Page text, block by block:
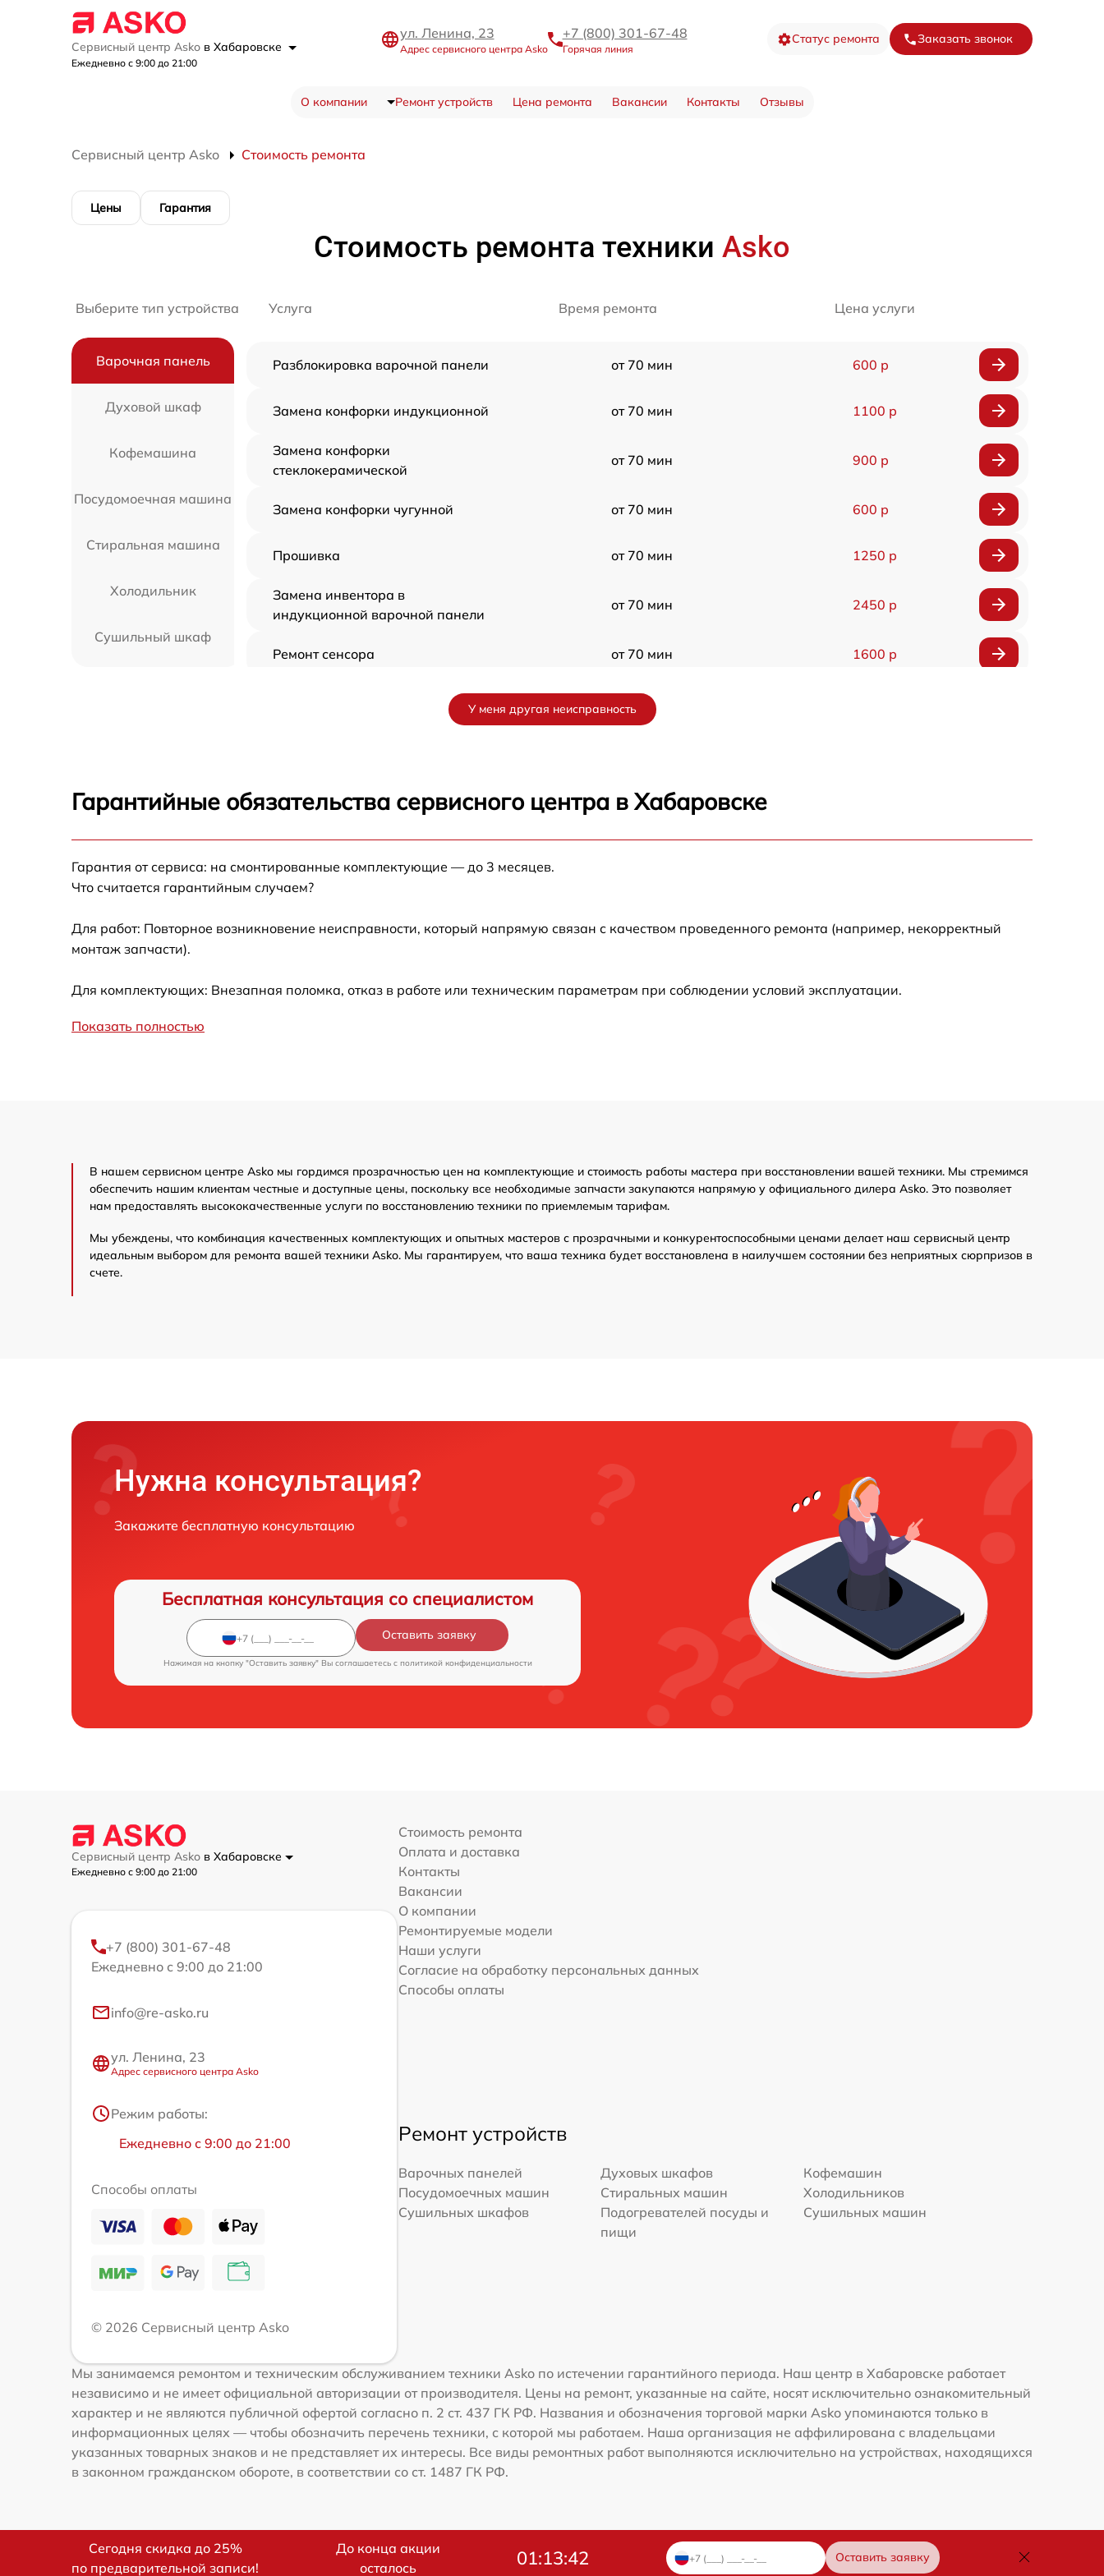
Сервисный центр Asko в Хабаровске
Ежедневно с 9:00 до 21:00
ул. Ленина, 23
Адрес сервисного центра Asko
+7 (800) 301-67-48
Горячая линия
Статус ремонта Заказать звонок
О компании Ремонт устройств Цена ремонта Вакансии Контакты Отзывы
Сервисный центр Asko Стоимость ремонта
Цены Гарантия
Стоимость ремонта техники Asko
Выберите тип устройства
Варочная панель
Духовой шкаф
Кофемашина
Посудомоечная машина
Стиральная машина
Холодильник
Сушильный шкаф
Услуга Время ремонта Цена услуги
Разблокировка варочной панели от 70 мин 600 р
Замена конфорки индукционной от 70 мин 1100 р
Замена конфорки
стеклокерамической
от 70 мин 900 р
Замена конфорки чугунной от 70 мин 600 р
Прошивка от 70 мин 1250 р
Замена инвентора в
индукционной варочной панели
от 70 мин 2450 р
Ремонт сенсора от 70 мин 1600 р
Замена панели управления от 70 мин
от 70 мин
Замена сенсора от 70 мин 1600 р
У меня другая неисправность
Гарантийные обязательства сервисного центра в Хабаровске
Гарантия от сервиса: на смонтированные комплектующие — до 3 месяцев.
Что считается гарантийным случаем?
Для работ: Повторное возникновение неисправности, который напрямую связан с качеством проведенного ремонта (например, некорректный
монтаж запчасти).
Для комплектующих: Внезапная поломка, отказ в работе или техническим параметрам при соблюдении условий эксплуатации.
Показать полностью
В нашем сервисном центре Asko мы гордимся прозрачностью цен на комплектующие и стоимость работы мастера при восстановлении вашей техники. Мы стремимся
обеспечить нашим клиентам честные и доступные цены, поскольку все необходимые запчасти закупаются напрямую у официального дилера Asko. Это позволяет
нам предоставлять высококачественные услуги по восстановлению техники по приемлемым тарифам.
Мы убеждены, что комбинация качественных комплектующих и опытных мастеров с прозрачными и конкурентоспособными ценами делает наш сервисный центр
идеальным выбором для ремонта вашей техники Asko. Мы гарантируем, что ваша техника будет восстановлена в наилучшем состоянии без неприятных сюрпризов в
счете.
Нужна консультация?
Закажите бесплатную консультацию
Бесплатная консультация со специалистом
Оставить заявку
Нажимая на кнопку "Оставить заявку" Вы соглашаетесь c политикой конфиденциальности
Сервисный центр Asko в Хабаровске
Ежедневно с 9:00 до 21:00
+7 (800) 301-67-48
Ежедневно с 9:00 до 21:00
info@re-asko.ru
ул. Ленина, 23
Адрес сервисного центра Asko
Режим работы:
Ежедневно с 9:00 до 21:00
Способы оплаты
© 2026 Сервисный центр Asko
Стоимость ремонта
Оплата и доставка
Контакты
Вакансии
О компании
Ремонтируемые модели
Наши услуги
Согласие на обработку персональных данных
Способы оплаты
Ремонт устройств
Варочных панелей Духовых шкафов
Кофемашин
Посудомоечных машин
Стиральных машин
Холодильников
Сушильных шкафов
Подогревателей посуды и
пищи
Сушильных машин
Мы занимаемся ремонтом и техническим обслуживанием техники Asko по истечении гарантийного периода. Наш центр в Хабаровске работает
независимо и не имеет официальной авторизации от производителя. Цены на ремонт, указанные на сайте, носят исключительно ознакомительный
характер и не являются публичной офертой согласно п. 2 ст. 437 ГК РФ. Названия и обозначения торговой марки Asko упоминаются только в
информационных целях — чтобы обозначить перечень техники, с которой мы работаем. Наша организация не аффилирована с владельцами
указанных товарных знаков и не представляет их интересы. Все виды ремонтных работ выполняются исключительно на устройствах, находящихся
в законном гражданском обороте, в соответствии со ст. 1487 ГК РФ.
Сегодня скидка до 25%
по предварительной записи!
До конца акции
осталось
01:13:41 Оставить заявку